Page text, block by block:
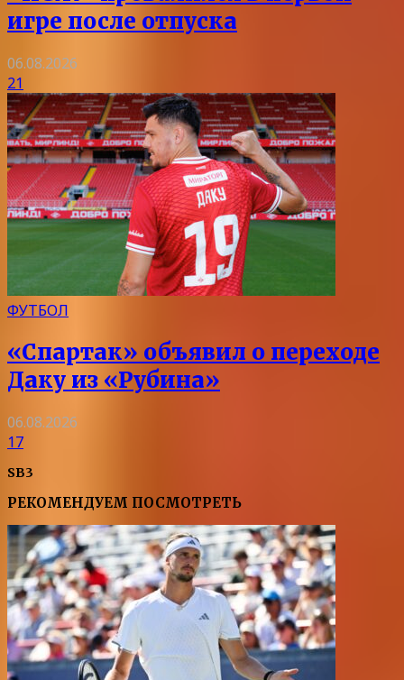
игре после отпуска
06.08.2026
21
ФУТБОЛ
«Спартак» объявил о переходе
Даку из «Рубина»
06.08.2026
17
SB3
РЕКОМЕНДУЕМ ПОСМОТРЕТЬ